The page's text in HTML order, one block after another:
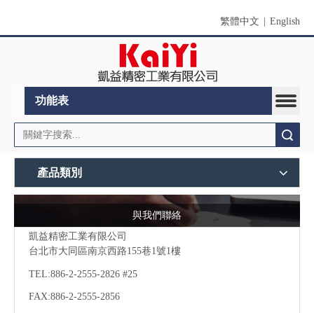
繁體中文 English
功能表
產品類別
與我們聯絡
凱益精密工業有限公司
台北市大同區南京西路155巷1號1樓
TEL:886-2-2555-2826 #25
FAX:886-2-2555-2856